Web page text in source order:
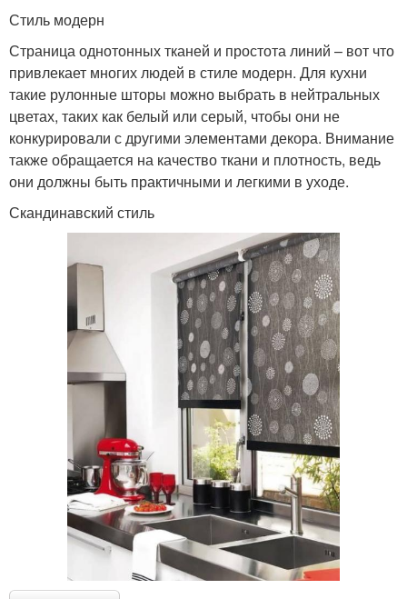
Стиль модерн
Страница однотонных тканей и простота линий – вот что
привлекает многих людей в стиле модерн. Для кухни
такие рулонные шторы можно выбрать в нейтральных
цветах, таких как белый или серый, чтобы они не
конкурировали с другими элементами декора. Внимание
также обращается на качество ткани и плотность, ведь
они должны быть практичными и легкими в уходе.
Скандинавский стиль